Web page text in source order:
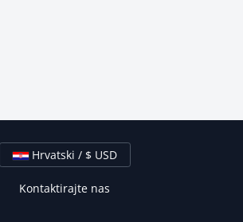
Hrvatski / $ USD
Kontaktirajte nas